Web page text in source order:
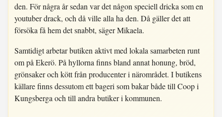
den. För några år sedan var det någon speciell dricka som en
youtuber drack, och då ville alla ha den. Då gäller det att
försöka få hem det snabbt, säger Mikaela.
Samtidigt arbetar butiken aktivt med lokala samarbeten runt
om på Ekerö. På hyllorna finns bland annat honung, bröd,
grönsaker och kött från producenter i närområdet. I butikens
källare finns dessutom ett bageri som bakar både till Coop i
Kungsberga och till andra butiker i kommunen.